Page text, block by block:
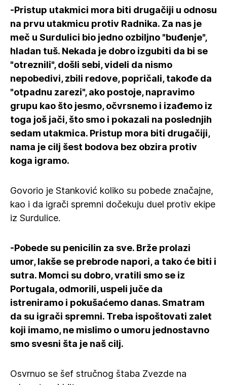
-Pristup utakmici mora biti drugačiji u odnosu
na prvu utakmicu protiv Radnika. Za nas je
meč u Surdulici bio jedno ozbiljno "buđenje",
hladan tuš. Nekada je dobro izgubiti da bi se
"otreznili", došli sebi, videli da nismo
nepobedivi, zbili redove, popričali, takođe da
"otpadnu zarezi", ako postoje, napravimo
grupu kao što jesmo, očvrsnemo i izađemo iz
toga još jači, što smo i pokazali na poslednjih
sedam utakmica. Pristup mora biti drugačiji,
nama je cilj šest bodova bez obzira protiv
koga igramo.
Govorio je Stanković koliko su pobede značajne,
kao i da igrači spremni dočekuju duel protiv ekipe
iz Surdulice.
-Pobede su penicilin za sve. Brže prolazi
umor, lakše se prebrode napori, a tako će biti i
sutra. Momci su dobro, vratili smo se iz
Portugala, odmorili, uspeli juče da
istreniramo i pokušaćemo danas. Smatram
da su igrači spremni. Treba ispoštovati zalet
koji imamo, ne mislimo o umoru jednostavno
smo svesni šta je naš cilj.
Osvrnuo se šef stručnog štaba Zvezde na